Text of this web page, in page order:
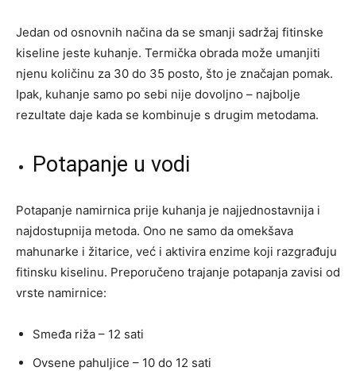
Jedan od osnovnih načina da se smanji sadržaj fitinske
kiseline jeste kuhanje. Termička obrada može umanjiti
njenu količinu za 30 do 35 posto, što je značajan pomak.
Ipak, kuhanje samo po sebi nije dovoljno – najbolje
rezultate daje kada se kombinuje s drugim metodama.
Potapanje u vodi
Potapanje namirnica prije kuhanja je najjednostavnija i
najdostupnija metoda. Ono ne samo da omekšava
mahunarke i žitarice, već i aktivira enzime koji razgrađuju
fitinsku kiselinu. Preporučeno trajanje potapanja zavisi od
vrste namirnice:
Smeđa riža – 12 sati
Ovsene pahuljice – 10 do 12 sati